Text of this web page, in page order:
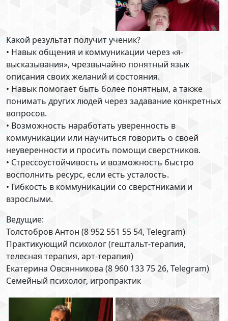
Какой результат получит ученик?
• Навык общения и коммуникации через «я-
высказывания», чрезвычайно понятный язык
описания своих желаний и состояния.
• Навык помогает быть более понятным, а также
понимать других людей через задавание конкретных
вопросов.
• Возможность наработать уверенность в
коммуникации или научиться говорить о своей
неуверенности и просить помощи сверстников.
• Стрессоустойчивость и возможность быстро
восполнить ресурс, если есть усталость.
• Гибкость в коммуникации со сверстниками и
взрослыми.
Ведущие:
Толстобров Антон (8 952 551 55 54, Telegram)
Практикующий психолог (гештальт-терапия,
телесная терапия, арт-терапия)
Екатерина Овсянникова (8 960 133 75 26, Telegram)
Семейный психолог, игропрактик